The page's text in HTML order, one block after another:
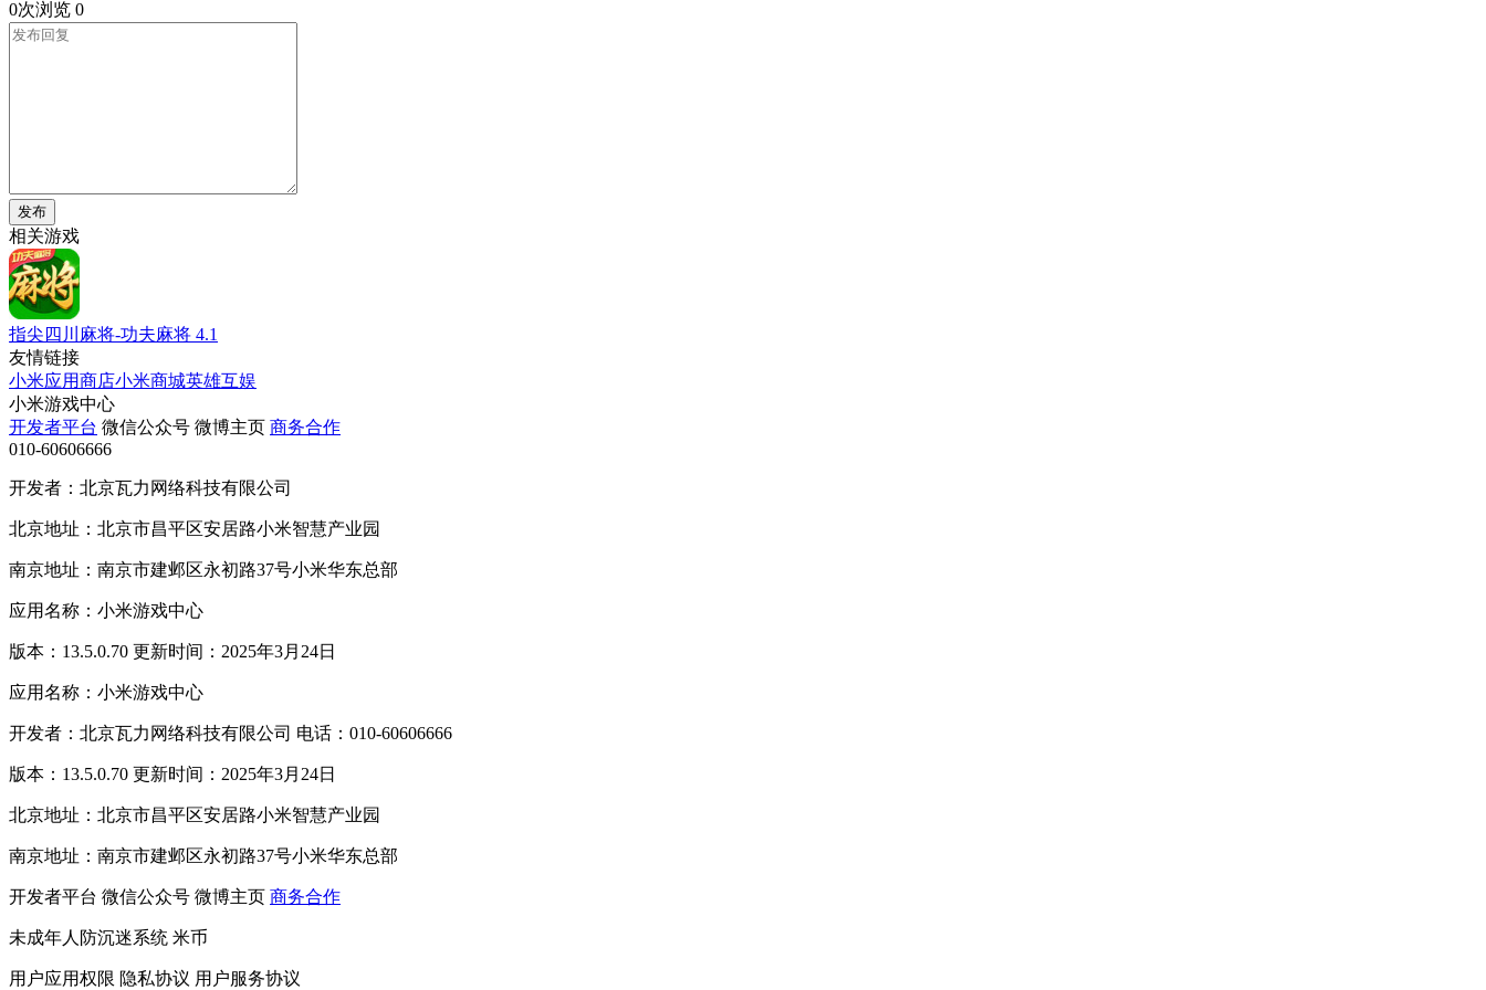
0次浏览 0
发布
相关游戏
指尖四川麻将-功夫麻将 4.1
友情链接
小米应用商店小米商城英雄互娱
小米游戏中心
开发者平台 微信公众号 微博主页 商务合作
010-60606666
开发者：北京瓦力网络科技有限公司
北京地址：北京市昌平区安居路小米智慧产业园
南京地址：南京市建邺区永初路37号小米华东总部
应用名称：小米游戏中心
版本：13.5.0.70 更新时间：2025年3月24日
应用名称：小米游戏中心
开发者：北京瓦力网络科技有限公司 电话：010-60606666
版本：13.5.0.70 更新时间：2025年3月24日
北京地址：北京市昌平区安居路小米智慧产业园
南京地址：南京市建邺区永初路37号小米华东总部
开发者平台 微信公众号 微博主页 商务合作
未成年人防沉迷系统 米币
用户应用权限 隐私协议 用户服务协议